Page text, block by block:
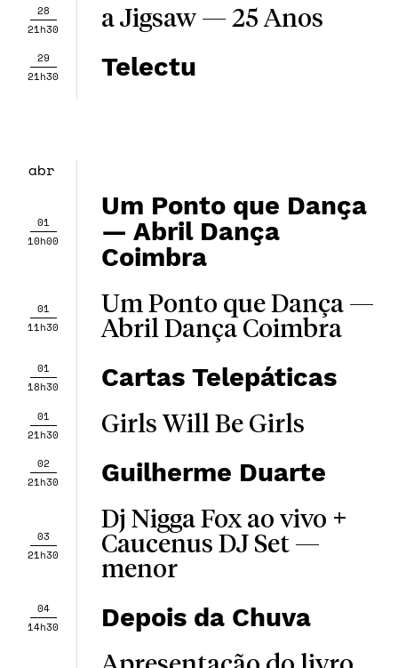
28
21h30
a Jigsaw — 25 Anos
29
21h30
Telectu
abr
01
10h00
Um Ponto que Dança
— Abril Dança
Coimbra
01
11h30
Um Ponto que Dança —
Abril Dança Coimbra
01
18h30
Cartas Telepáticas
01
21h30
Girls Will Be Girls
02
21h30
Guilherme Duarte
03
21h30
Dj Nigga Fox ao vivo +
Caucenus DJ Set —
menor
04
14h30
Depois da Chuva